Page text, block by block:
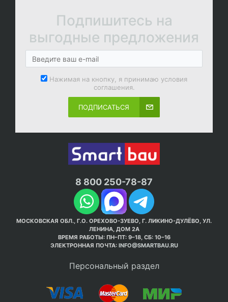
Подпишитесь на
выгодные предложения
Нажимая на кнопку, я принимаю условия
соглашения.
ПОДПИСАТЬСЯ
8 800 250-78-87
МОСКОВСКАЯ ОБЛ., Г.О. ОРЕХОВО-ЗУЕВО, Г. ЛИКИНО-ДУЛЁВО, УЛ.
ЛЕНИНА, ДОМ 2А
ВРЕМЯ РАБОТЫ: ПН–ПТ: 9–18, СБ: 10–16
ЭЛЕКТРОННАЯ ПОЧТА: INFO@SMARTBAU.RU
Персональный раздел